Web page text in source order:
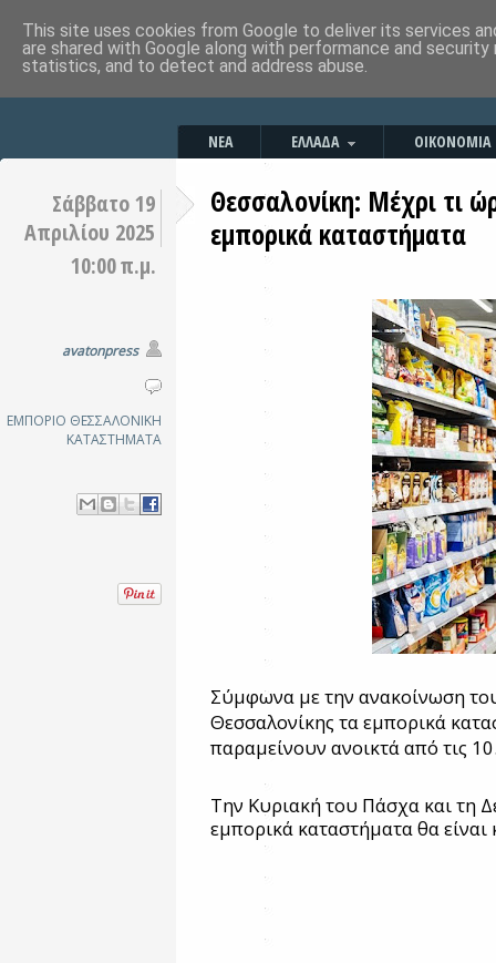
ΝΕΑ ΕΛΛΑΔΑ ΟΙΚΟΝΟΜΙΑ
Σάββατο 19
Απριλίου 2025
10:00 π.μ.
avatonpress
ΕΜΠΟΡΙΟ ΘΕΣΣΑΛΟΝΙΚΗ
ΚΑΤΑΣΤΗΜΑΤΑ
Θεσσαλονίκη: Μέχρι τι
εμπορικά καταστήματα
Σύμφωνα με την ανακοίνωση
Θεσσαλονίκης τα εμπορικά
παραμείνουν ανοικτά από τις
Την Κυριακή του Πάσχα και τη
εμπορικά καταστήματα θα είναι
This site uses cookies from Google to deliver its services
are shared with Google along with performance and
statistics, and to detect and address abuse.